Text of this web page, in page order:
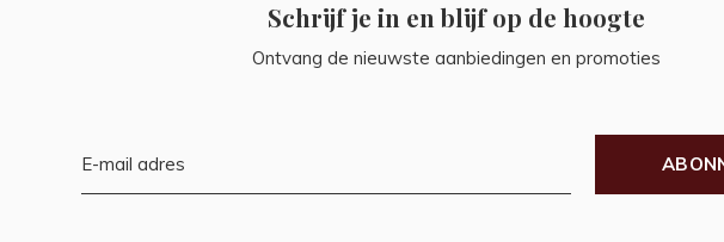
Schrijf je in en blijf op de hoogte
Ontvang de nieuwste aanbiedingen en promoties